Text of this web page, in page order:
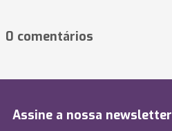
0 comentários
Assine a nossa newsletter